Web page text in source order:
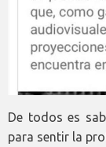
De todos es
para sentir la